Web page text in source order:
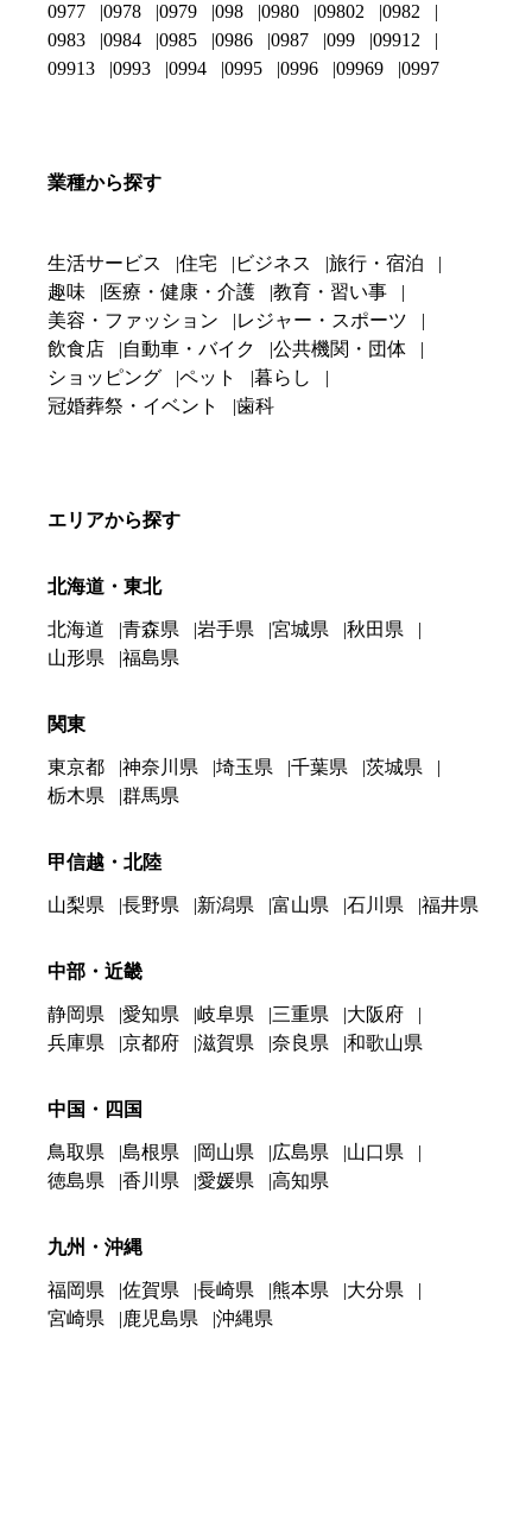
0977
0978 0979 098 0980 09802
0982
0983
0984 0985 0986 0987 099
09912
09913
0993 0994 0995 0996 09969 0997
業種から探す
生活サービス 住宅 ビジネス
旅行・宿泊
趣味
医療・健康・介護
教育・習い事
美容・ファッション
レジャー・スポーツ
飲食店
自動車・バイク
公共機関・団体
ショッピング
ペット
暮らし
冠婚葬祭・イベント
歯科
エリアから探す
北海道・東北
北海道 青森県 岩手県 宮城県
秋田県
山形県
福島県
関東
東京都 神奈川県 埼玉県 千葉県
茨城県
栃木県
群馬県
甲信越・北陸
山梨県 長野県 新潟県 富山県 石川県 福井県
中部・近畿
静岡県 愛知県 岐阜県 三重県
大阪府
兵庫県
京都府 滋賀県 奈良県 和歌山県
中国・四国
鳥取県 島根県 岡山県 広島県
山口県
徳島県
香川県 愛媛県 高知県
九州・沖縄
福岡県 佐賀県 長崎県 熊本県
大分県
宮崎県
鹿児島県 沖縄県